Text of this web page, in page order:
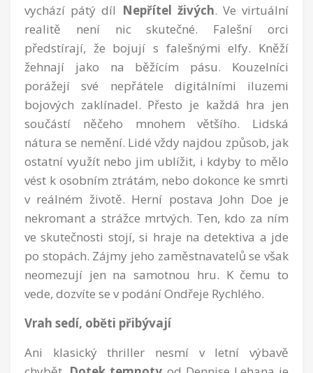
vychází pátý díl Nepřítel živých. Ve virtuální
realitě není nic skutečné. Falešní orci
předstírají, že bojují s falešnými elfy. Kněží
žehnají jako na běžícím pásu. Kouzelníci
porážejí své nepřátele digitálními iluzemi
bojových zaklínadel. Přesto je každá hra jen
součástí něčeho mnohem většího. Lidská
nátura se nemění. Lidé vždy najdou způsob, jak
ostatní využít nebo jim ublížit, i kdyby to mělo
vést k osobním ztrátám, nebo dokonce ke smrti
v reálném životě. Herní postava John Doe je
nekromant a strážce mrtvých. Ten, kdo za ním
ve skutečnosti stojí, si hraje na detektiva a jde
po stopách. Zájmy jeho zaměstnavatelů se však
neomezují jen na samotnou hru. K čemu to
vede, dozvíte se v podání Ondřeje Rychlého.
Vrah sedí, oběti přibývají
Ani klasický thriller nesmí v letní výbavě